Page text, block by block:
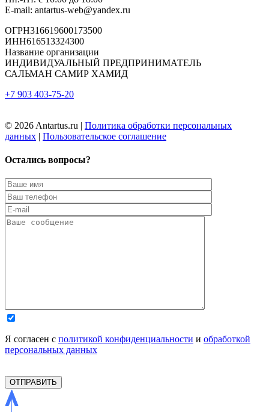
E-mail: antartus-web@yandex.ru
ОГРН316619600173500
ИНН616513324300
Название организации
ИНДИВИДУАЛЬНЫЙ ПРЕДПРИНИМАТЕЛЬ
САЛЬМАН САМИР ХАМИД
+7 903 403-75-20
© 2026 Antartus.ru | Политика обработки персональных
данных | Пользовательское соглашение
Остались вопросы?
Я согласен с политикой конфиденциальности и обработкой
персональных данных